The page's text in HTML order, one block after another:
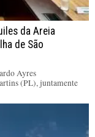
da Areia
de São
Ayres
(PL), juntamente